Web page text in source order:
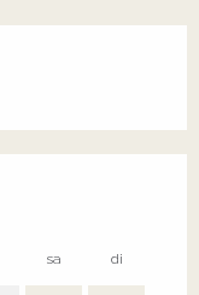
sa di